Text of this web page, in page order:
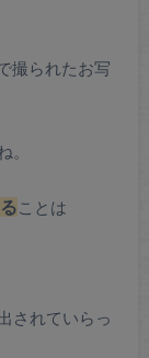
撮られたお写
。
ことは
されていらっ